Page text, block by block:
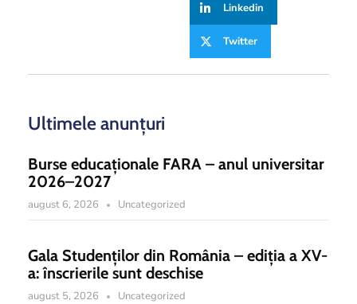
Linkedin
Twitter
Ultimele anunțuri
Burse educaționale FARA – anul universitar
2026–2027
august 6, 2026 Uncategorized
Gala Studenților din România – ediția a XV-
a: înscrierile sunt deschise
august 5, 2026 Uncategorized